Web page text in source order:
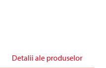
Detalii ale produselor